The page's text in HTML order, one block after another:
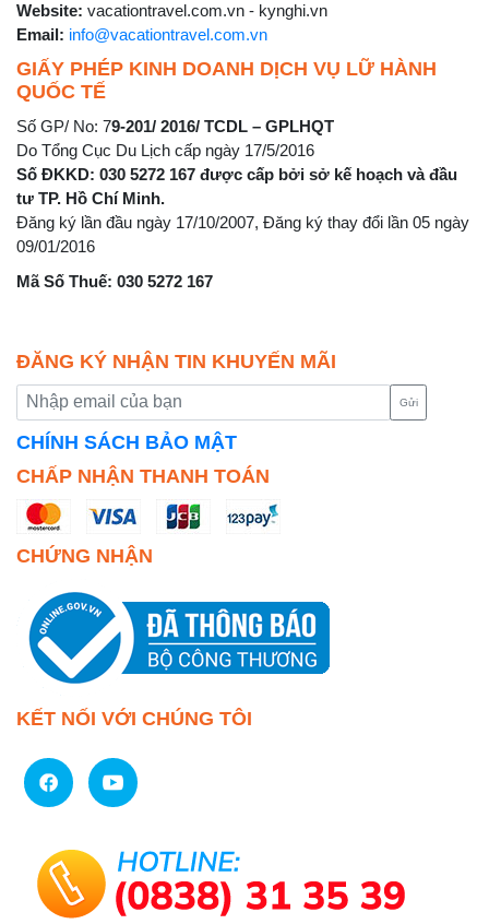
Website: vacationtravel.com.vn - kynghi.vn
Email: info@vacationtravel.com.vn
GIẤY PHÉP KINH DOANH DỊCH VỤ LỮ HÀNH
QUỐC TẾ
Số GP/ No: 79-201/ 2016/ TCDL – GPLHQT
Do Tổng Cục Du Lịch cấp ngày 17/5/2016
Số ĐKKD: 030 5272 167 được cấp bởi sở kế hoạch và đầu
tư TP. Hồ Chí Minh.
Đăng ký lần đầu ngày 17/10/2007, Đăng ký thay đổi lần 05 ngày
09/01/2016
Mã Số Thuế: 030 5272 167
ĐĂNG KÝ NHẬN TIN KHUYẾN MÃI
Gửi
CHÍNH SÁCH BẢO MẬT
CHẤP NHẬN THANH TOÁN
CHỨNG NHẬN
KẾT NỐI VỚI CHÚNG TÔI